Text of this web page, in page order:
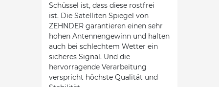
Schüssel ist, dass diese rostfrei
ist. Die Satelliten Spiegel von
ZEHNDER garantieren einen sehr
hohen Antennengewinn und halten
auch bei schlechtem Wetter ein
sicheres Signal. Und die
hervorragende Verarbeitung
verspricht höchste Qualität und